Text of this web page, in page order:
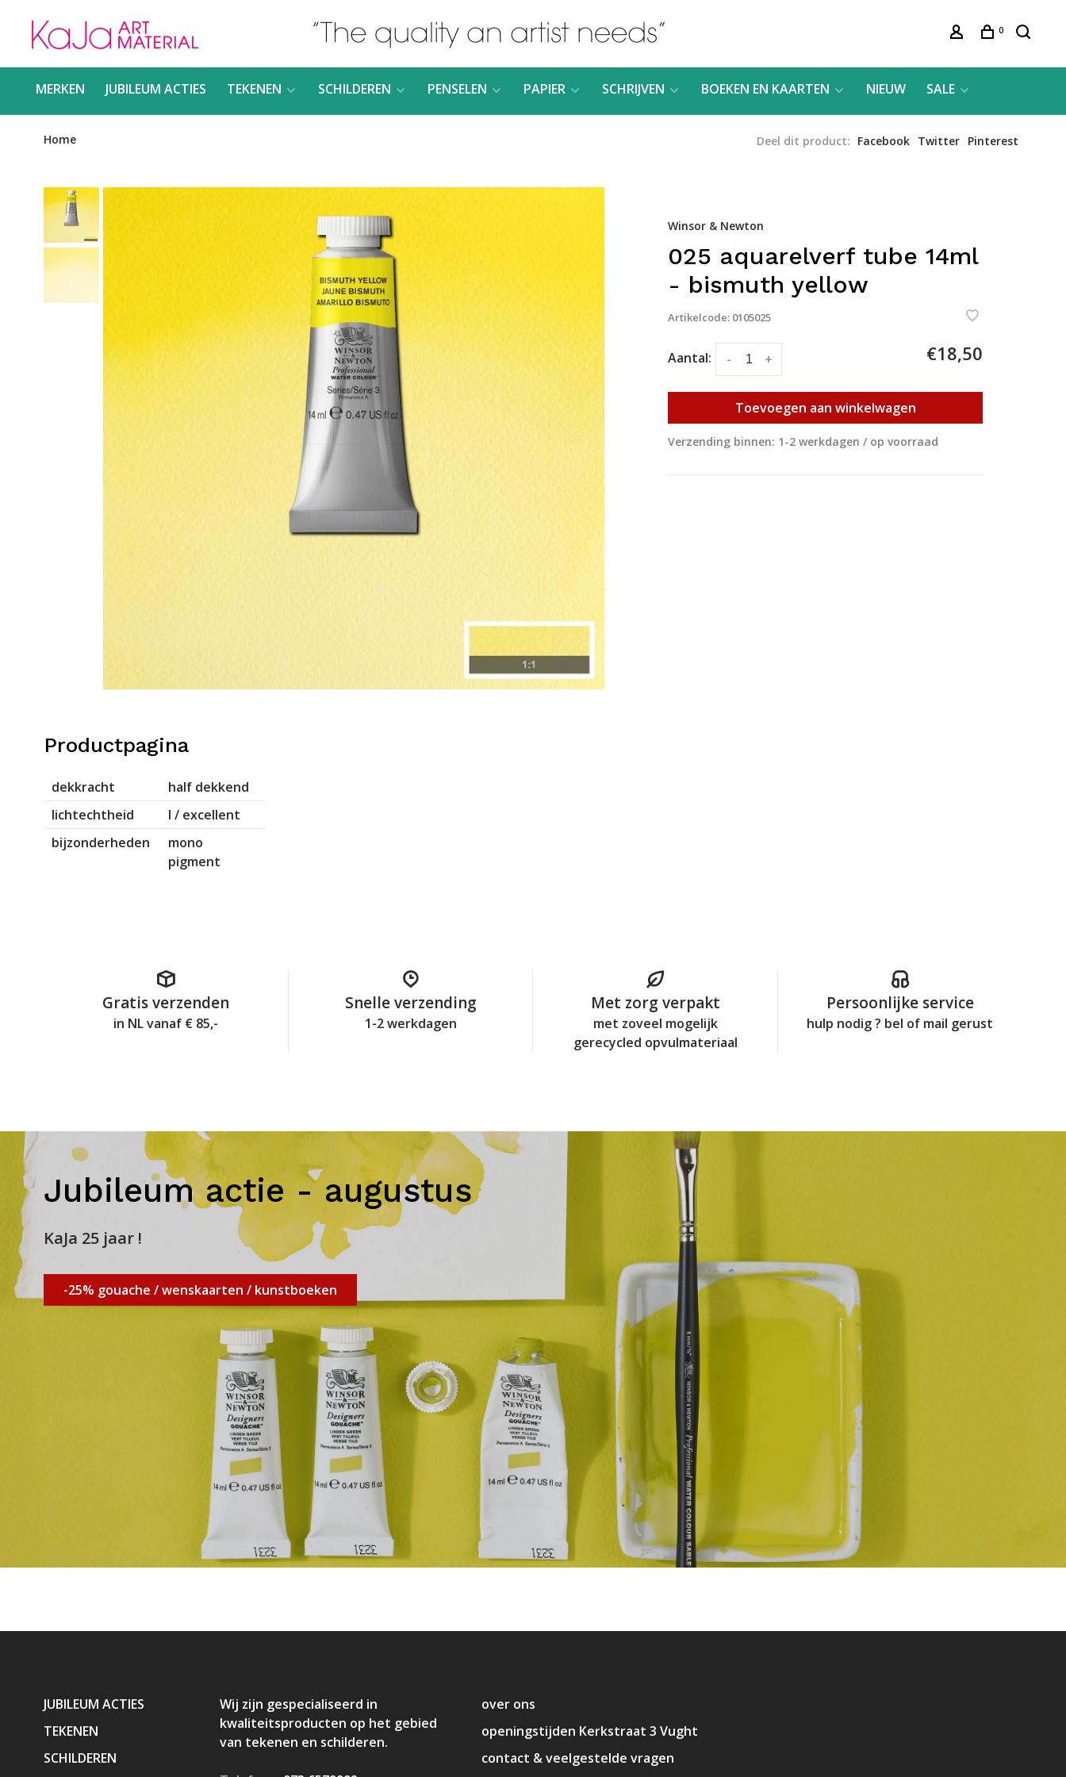
0
MERKEN JUBILEUM ACTIES TEKENEN SCHILDEREN PENSELEN PAPIER SCHRIJVEN BOEKEN EN KAARTEN NIEUW SALE
Home Deel dit product: Facebook Twitter Pinterest
Winsor & Newton
025 aquarelverf tube 14ml
- bismuth yellow
Artikelcode: 0105025
Aantal: +
- €18,50
Toevoegen aan winkelwagen
Verzending binnen: 1-2 werkdagen / op voorraad
Productpagina
dekkracht
half dekkend
lichtechtheid
I / excellent
bijzonderheden
mono
pigment
Gratis verzenden
in NL vanaf € 85,-
Snelle verzending
1-2 werkdagen
Met zorg verpakt
met zoveel mogelijk
gerecycled opvulmateriaal
Persoonlijke service
hulp nodig ? bel of mail gerust
Jubileum actie - augustus
KaJa 25 jaar !
-25% gouache / wenskaarten / kunstboeken
JUBILEUM ACTIES
TEKENEN
SCHILDEREN
Wij zijn gespecialiseerd in
kwaliteitsproducten op het gebied
van tekenen en schilderen.
over ons
openingstijden Kerkstraat 3 Vught
contact & veelgestelde vragen